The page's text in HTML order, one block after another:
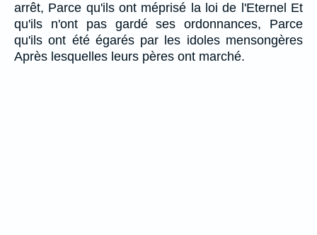
arrêt, Parce qu'ils ont méprisé la loi de l'Eternel Et
qu'ils n'ont pas gardé ses ordonnances, Parce
qu'ils ont été égarés par les idoles mensongères
Après lesquelles leurs pères ont marché.